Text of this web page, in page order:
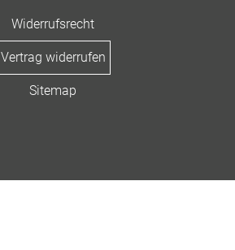
Widerrufsrecht
Vertrag widerrufen
Sitemap